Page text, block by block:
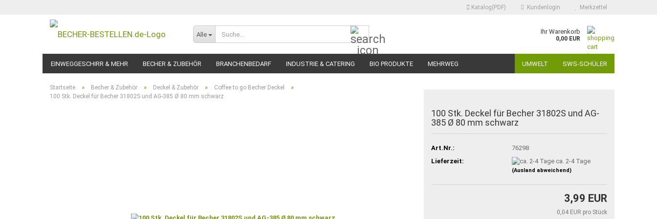
Katalog(PDF) Kundenlogin Merkzettel
Alle Ihr Warenkorb
0,00 EUR
EINWEGGESCHIRR & MEHR BECHER & ZUBEHÖR BRANCHENBEDARF INDUSTRIE & CATERING BIO PRODUKTE MEHRWEG UMWELT SWS-SCHÜLER
Startseite » Becher & Zubehör » Deckel & Zubehör » Coffee to go Becher Deckel »
100 Stk. Deckel für Becher 31802S und AG-385 Ø 80 mm schwarz
100 Stk. Deckel für Becher 31802S und AG-
385 Ø 80 mm schwarz
Art.Nr.:
76298
Lieferzeit:
ca. 2-4 Tage
(Ausland abweichend)
3,99 EUR
0,04 EUR pro Stück